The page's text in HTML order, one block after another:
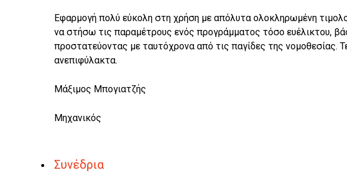
Εφαρμογή πολύ εύκολη στη χρήση με απόλυτα ολοκληρωμένη
να στήσω τις παραμέτρους ενός προγράμματος τόσο ευέλικτου,
προστατεύοντας με ταυτόχρονα από τις παγίδες της νομοθεσίας.
ανεπιφύλακτα.
Μάξιμος Μπογιατζής
Μηχανικός
Συνέδρια